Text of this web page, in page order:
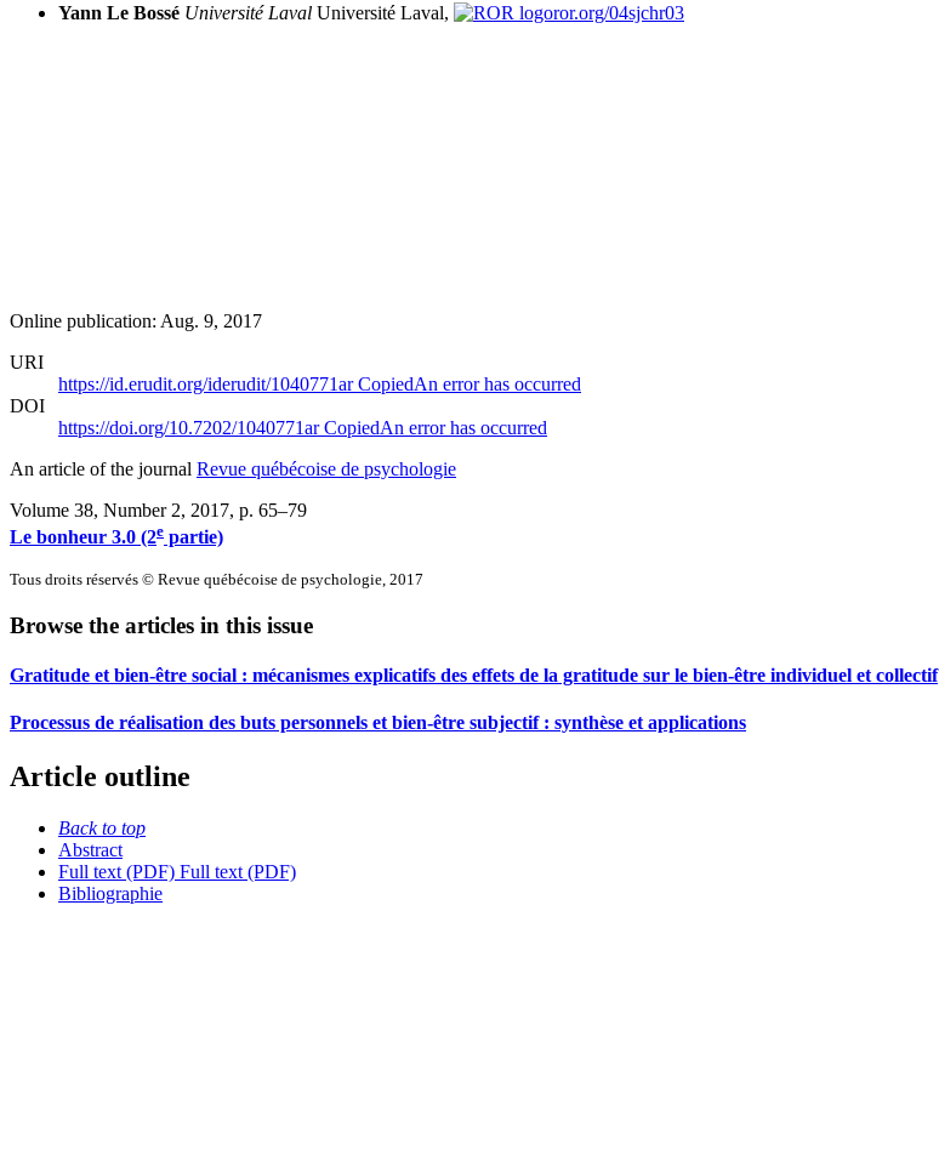
Yann Le Bossé Université Laval Université Laval, ror.org/04sjchr03
Online publication: Aug. 9, 2017
URI
https://id.erudit.org/iderudit/1040771arCopiedAn error has occurred
DOI
https://doi.org/10.7202/1040771arCopiedAn error has occurred
An article of the journal Revue québécoise de psychologie
Volume 38, Number 2, 2017, p. 65–79
Le bonheur 3.0 (2e partie)
Tous droits réservés © Revue québécoise de psychologie, 2017
Browse the articles in this issue
Gratitude et bien-être social : mécanismes explicatifs des effets de la gratitude sur le bien-être individuel et collectif
Processus de réalisation des buts personnels et bien-être subjectif : synthèse et applications
Article outline
Back to top
Abstract
Full text (PDF) Full text (PDF)
Bibliographie